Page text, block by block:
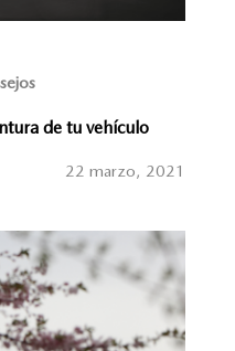
de tu vehículo
22 marzo, 2021